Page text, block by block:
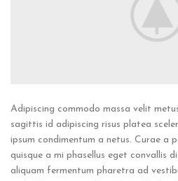
Adipiscing commodo massa velit
sagittis id adipiscing risus platea
ipsum condimentum a netus. Curae a
quisque a mi phasellus eget convallis
aliquam fermentum pharetra ad